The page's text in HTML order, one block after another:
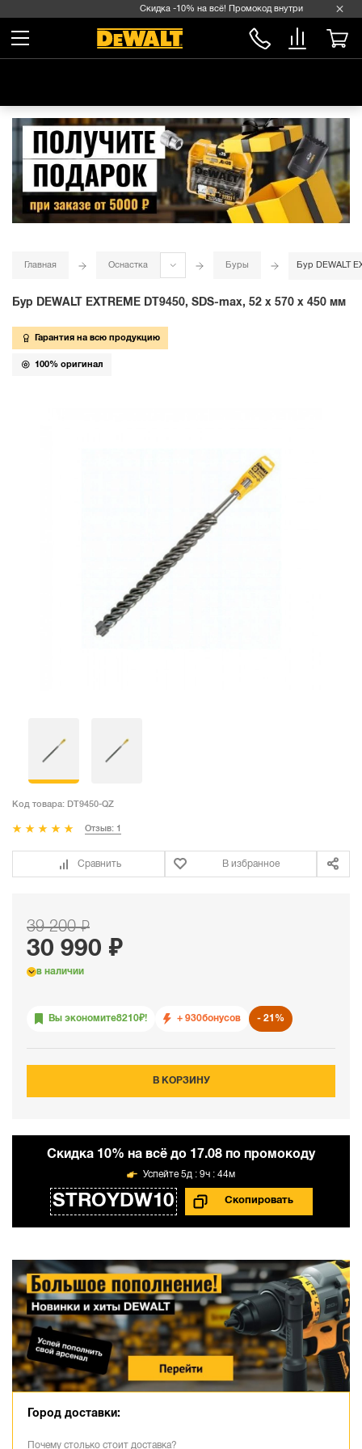
Скидка -10% на всё! Промокод внутри →
Главная Оснастка Буры Бур DEWALT
Бур DEWALT EXTREME DT9450, SDS-max, 52 x 570 x 450 мм
Гарантия на всю продукцию
100% оригинал
Код товара: DT9450-QZ
Отзыв: 1
Сравнить В избранное
39 200 ₽
30 990 ₽
в наличии
Вы экономите8210₽! + 930бонусов 21%
В КОРЗИНУ
Cкидка 10% на всё до 17.08 по промокоду
STROYDW10
5д : 9ч : 44м
Город доставки:
Почему столько стоит доставка?